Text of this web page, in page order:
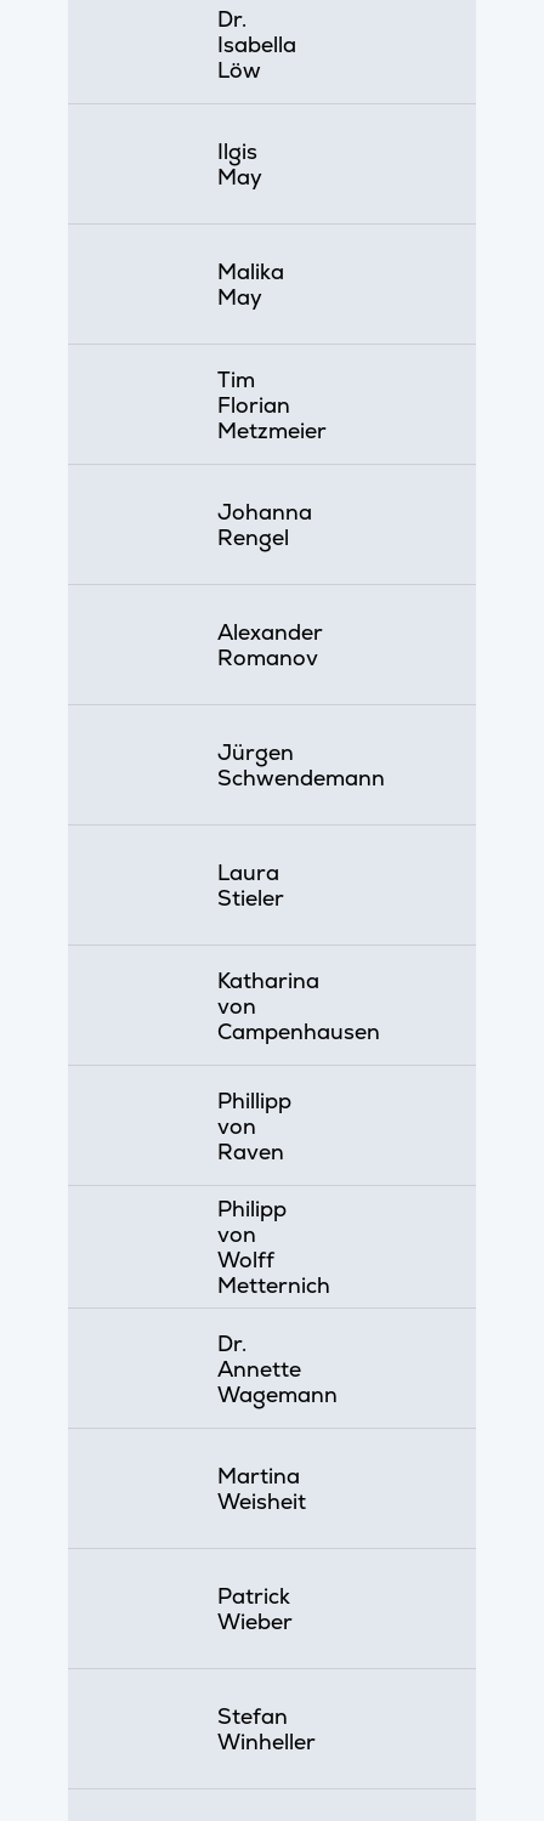
Dr.
Isabella
Löw
Ilgis
May
Malika
May
Tim
Florian
Metzmeier
Johanna
Rengel
Alexander
Romanov
Jürgen
Schwendemann
Laura
Stieler
Katharina
von
Campenhausen
Phillipp
von
Raven
Philipp
von
Wolff
Metternich
Dr.
Annette
Wagemann
Martina
Weisheit
Patrick
Wieber
Stefan
Winheller